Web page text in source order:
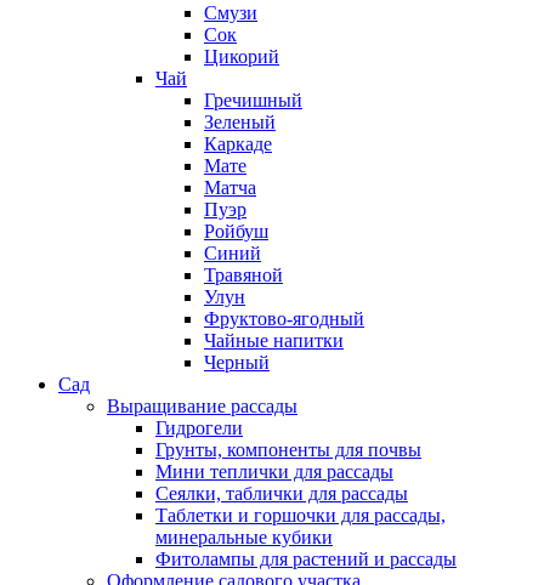
Смузи
Сок
Цикорий
Чай
Гречишный
Зеленый
Каркаде
Мате
Матча
Пуэр
Ройбуш
Синий
Травяной
Улун
Фруктово-ягодный
Чайные напитки
Черный
Сад
Выращивание рассады
Гидрогели
Грунты, компоненты для почвы
Мини теплички для рассады
Сеялки, таблички для рассады
Таблетки и горшочки для рассады,
минеральные кубики
Фитолампы для растений и рассады
Оформление садового участка